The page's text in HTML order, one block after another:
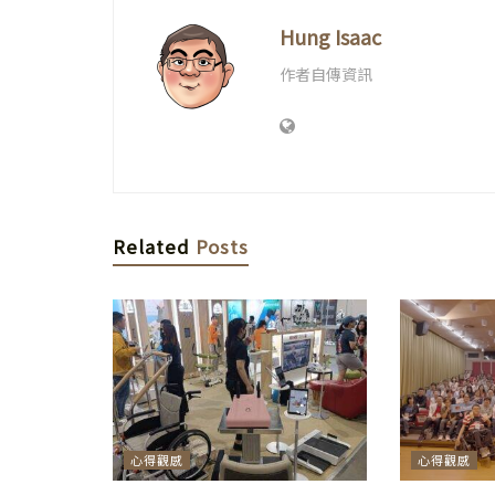
Hung Isaac
作者自傳資訊
Related Posts
心得觀感 心得觀感